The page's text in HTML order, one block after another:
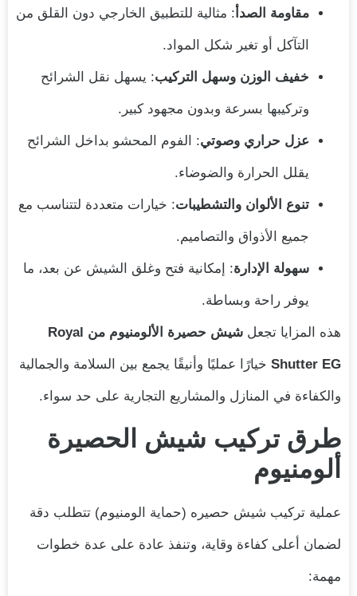
مقاومة الصدأ : مثالية للتطبيق الخارجي دون القلق من
التآكل أو تغير شكل المواد.
خفيف الوزن وسهل التركيب: يسهل نقل الشرائح
وتركيبها بسرعة وبدون مجهود كبير.
عزل حراري وصوتي: الفوم المحشو بداخل الشرائح
يقلل الحرارة والضوضاء.
تنوع الألوان والتشطيبات: خيارات متعددة لتتناسب مع
جميع الأذواق والتصاميم.
سهولة الإدارة: إمكانية فتح وغلق الشيش عن بعد، ما
يوفر راحة وبساطة.
هذه المزايا تجعل شيش حصيرة الألومنيوم من Royal
Shutter EG خيارًا عمليًا وأنيقًا يجمع بين السلامة والجمالية
والكفاءة في المنازل والمشاريع التجارية على حد سواء.
طرق تركيب شيش الحصيرة
ألومنيوم
عملية تركيب شيش حصيره (حماية الومنيوم) تتطلب دقة
لضمان أعلى كفاءة وقاية، وتنفذ عادة على عدة خطوات
مهمة: